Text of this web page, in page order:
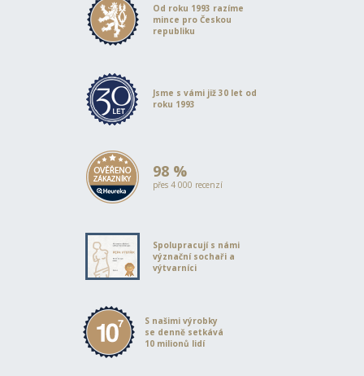
Od roku 1993 razíme
mince pro Českou
republiku
Jsme s vámi již 30 let od
roku 1993
98 %
přes 4 000 recenzí
Spolupracují s námi
význační sochaři a
výtvarníci
S našimi výrobky
se denně setkává
10 milionů lidí